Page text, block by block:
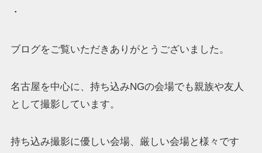
・
ブログをご覧いただきありがとうございました。
名古屋を中心に、持ち込みNGの会場でも親族や友人
として撮影しています。
持ち込み撮影に優しい会場、厳しい会場と様々です